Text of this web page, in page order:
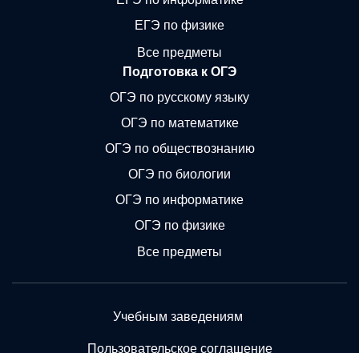
ЕГЭ по физике
Все предметы
Подготовка к ОГЭ
ОГЭ по русскому языку
ОГЭ по математике
ОГЭ по обществознанию
ОГЭ по биологии
ОГЭ по информатике
ОГЭ по физике
Все предметы
Учебным заведениям
Пользовательское соглашение